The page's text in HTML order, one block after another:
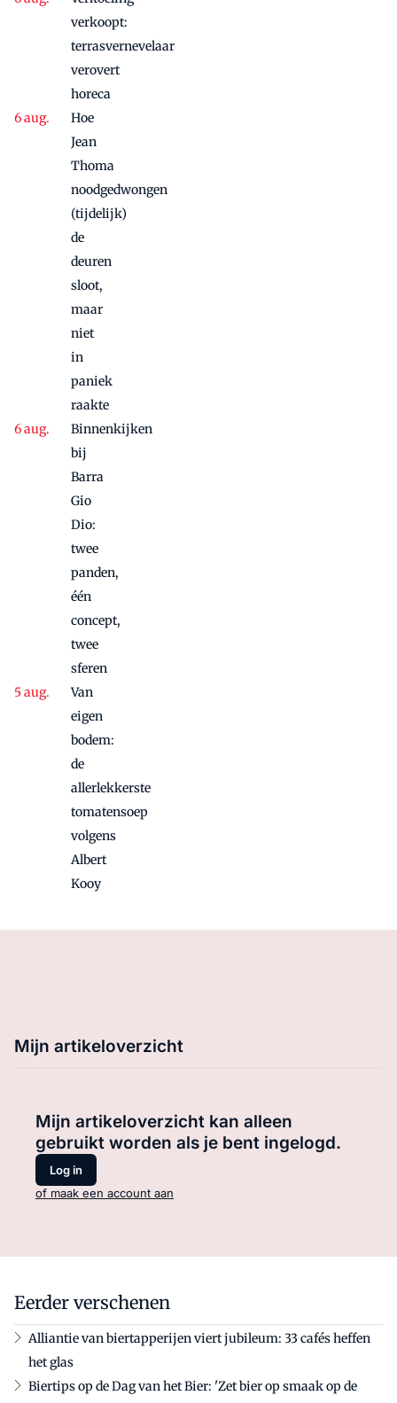
succes
maandje
verkoopt:
terrasvernevelaar
verovert
horeca
Hoe
Jean
Thoma
noodgedwongen
(tijdelijk)
de
deuren
sloot,
maar
niet
in
paniek
raakte
Binnenkijken
bij
Barra
Gio
Dio:
twee
panden,
één
concept,
twee
sferen
Van
eigen
bodem:
de
allerlekkerste
tomatensoep
volgens
Albert
Kooy
Mijn artikeloverzicht
Mijn artikeloverzicht kan alleen
gebruikt worden als je bent ingelogd.
Log in
of maak een account aan
Eerder verschenen
Alliantie van biertapperijen viert jubileum: 33 cafés heffen
het glas
Biertips op de Dag van het Bier: 'Zet bier op smaak op de